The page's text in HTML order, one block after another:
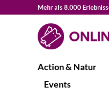
Mehr als 8.000
Action & Natur
Events